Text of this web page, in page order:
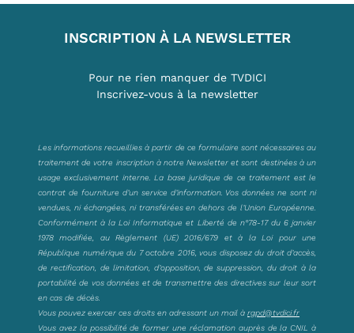
INSCRIPTION À LA NEWSLETTER
Pour ne rien manquer de TVDICI
Inscrivez-vous à la newsletter
Les informations recueillies à partir de ce formulaire sont nécessaires au
traitement de votre inscription à notre Newsletter et sont destinées à un
usage exclusivement interne. La base juridique de ce traitement est le
contrat de fourniture d’un service d’information. Vos données ne sont ni
vendues, ni échangées, ni transférées en dehors de l’Union Européenne.
Conformément à la Loi Informatique et Liberté de n°78-17 du 6 janvier
1978 modifiée, au Règlement (UE) 2016/679 et à la Loi pour une
République numérique du 7 octobre 2016, vous disposez du droit d’accès,
de rectification, de limitation, d’opposition, de suppression, du droit à la
portabilité de vos données et de transmettre des directives sur leur sort
en cas de décès.
Vous pouvez exercer ces droits en adressant un mail à rgpd@tvdici.fr
Vous avez la possibilité de former une réclamation auprès de la CNIL à